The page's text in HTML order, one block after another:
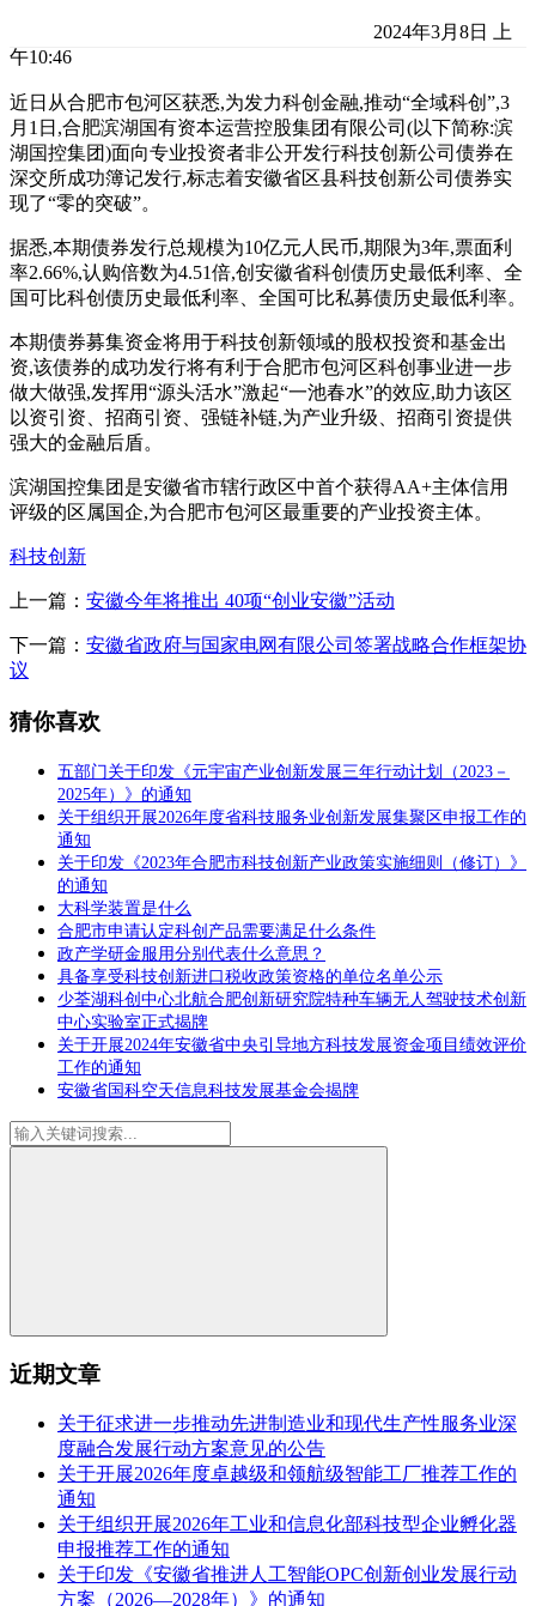
2024年3月8日 上
午10:46
近日从合肥市包河区获悉,为发力科创金融,推动“全域科创”,3
月1日,合肥滨湖国有资本运营控股集团有限公司(以下简称:滨
湖国控集团)面向专业投资者非公开发行科技创新公司债券在
深交所成功簿记发行,标志着安徽省区县科技创新公司债券实
现了“零的突破”。
据悉,本期债券发行总规模为10亿元人民币,期限为3年,票面利
率2.66%,认购倍数为4.51倍,创安徽省科创债历史最低利率、全
国可比科创债历史最低利率、全国可比私募债历史最低利率。
本期债券募集资金将用于科技创新领域的股权投资和基金出
资,该债券的成功发行将有利于合肥市包河区科创事业进一步
做大做强,发挥用“源头活水”激起“一池春水”的效应,助力该区
以资引资、招商引资、强链补链,为产业升级、招商引资提供
强大的金融后盾。
滨湖国控集团是安徽省市辖行政区中首个获得AA+主体信用
评级的区属国企,为合肥市包河区最重要的产业投资主体。
科技创新
上一篇： 安徽今年将推出 40项“创业安徽”活动
下一篇： 安徽省政府与国家电网有限公司签署战略合作框架协
议
猜你喜欢
五部门关于印发《元宇宙产业创新发展三年行动计划（2023－
2025年）》的通知
关于组织开展2026年度省科技服务业创新发展集聚区申报工作的
通知
关于印发《2023年合肥市科技创新产业政策实施细则（修订）》
的通知
大科学装置是什么
合肥市申请认定科创产品需要满足什么条件
政产学研金服用分别代表什么意思？
具备享受科技创新进口税收政策资格的单位名单公示
少荃湖科创中心北航合肥创新研究院特种车辆无人驾驶技术创新
中心实验室正式揭牌
关于开展2024年安徽省中央引导地方科技发展资金项目绩效评价
工作的通知
安徽省国科空天信息科技发展基金会揭牌
近期文章
关于征求进一步推动先进制造业和现代生产性服务业深
度融合发展行动方案意见的公告
关于开展2026年度卓越级和领航级智能工厂推荐工作的
通知
关于组织开展2026年工业和信息化部科技型企业孵化器
申报推荐工作的通知
关于印发《安徽省推进人工智能OPC创新创业发展行动
方案（2026—2028年）》的通知